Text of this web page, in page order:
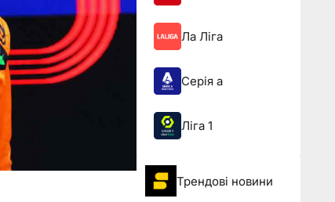
Ла Ліга
Серія а
Ліга 1
Трендові новини